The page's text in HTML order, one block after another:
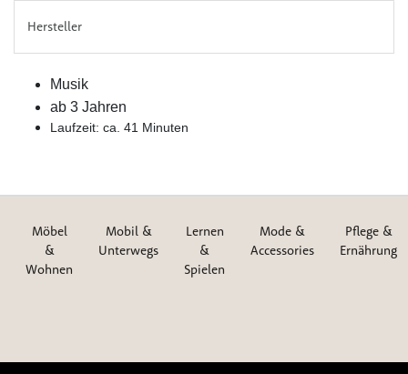
Hersteller
Musik
ab 3 Jahren
Laufzeit: ca. 41 Minuten
Möbel
&
Wohnen
Mobil &
Unterwegs
Lernen
&
Spielen
Mode &
Accessories
Pflege &
Ernährung